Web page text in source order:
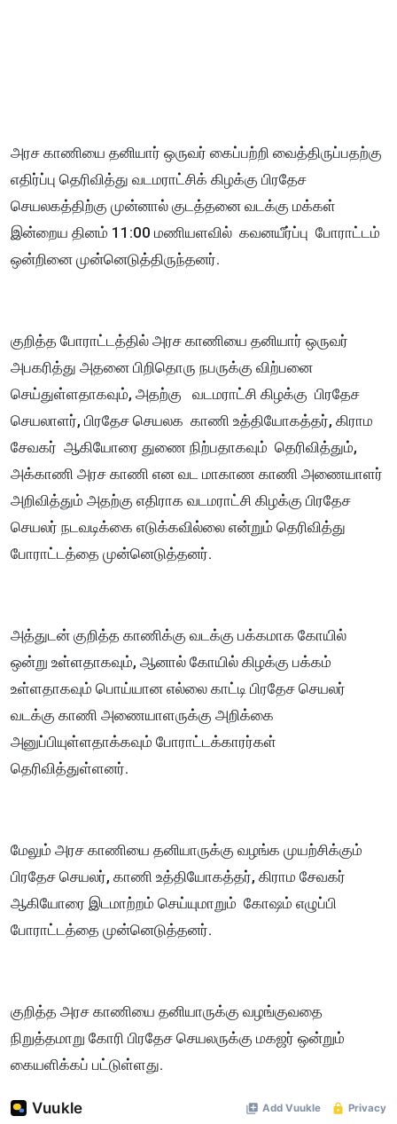
அரச காணியை தனியார் ஒருவர் கைப்பற்றி வைத்திருப்பதற்கு
எதிர்ப்பு தெரிவித்து வடமராட்சிக் கிழக்கு பிரதேச
செயலகத்திற்கு முன்னால் குடத்தனை வடக்கு மக்கள்
இன்றைய தினம் 11:00 மணியளவில் கவனயீர்ப்பு போராட்டம்
ஒன்றினை முன்னெடுத்திருந்தனர்.
குறித்த போராட்டத்தில் அரச காணியை தனியார் ஒருவர்
அபகரித்து அதனை பிறிதொரு நபருக்கு விற்பனை
செய்துள்ளதாகவும், அதற்கு வடமராட்சி கிழக்கு பிரதேச
செயலாளர், பிரதேச செயலக காணி உத்தியோகத்தர், கிராம
சேவகர் ஆகியோரை துணை நிற்பதாகவும் தெரிவித்தும்,
அக்காணி அரச காணி என வட மாகாண காணி அணையாளர்
அறிவித்தும் அதற்கு எதிராக வடமராட்சி கிழக்கு பிரதேச
செயலர் நடவடிக்கை எடுக்கவில்லை என்றும் தெரிவித்து
போராட்டத்தை முன்னெடுத்தனர்.
அத்துடன் குறித்த காணிக்கு வடக்கு பக்கமாக கோயில்
ஒன்று உள்ளதாகவும், ஆனால் கோயில் கிழக்கு பக்கம்
உள்ளதாகவும் பொய்யான எல்லை காட்டி பிரதேச செயலர்
வடக்கு காணி அணையாளருக்கு அறிக்கை
அனுப்பியுள்ளதாக்கவும் போராட்டக்காரர்கள்
தெரிவித்துள்ளனர்.
மேலும் அரச காணியை தனியாருக்கு வழங்க முயற்சிக்கும்
பிரதேச செயலர், காணி உத்தியோகத்தர், கிராம சேவகர்
ஆகியோரை இடமாற்றம் செய்யுமாறும் கோஷம் எழுப்பி
போராட்டத்தை முன்னெடுத்தனர்.
குறித்த அரச காணியை தனியாருக்கு வழங்குவதை
நிறுத்தமாறு கோரி பிரதேச செயலருக்கு மகஜர் ஒன்றும்
கையளிக்கப் பட்டுள்ளது.